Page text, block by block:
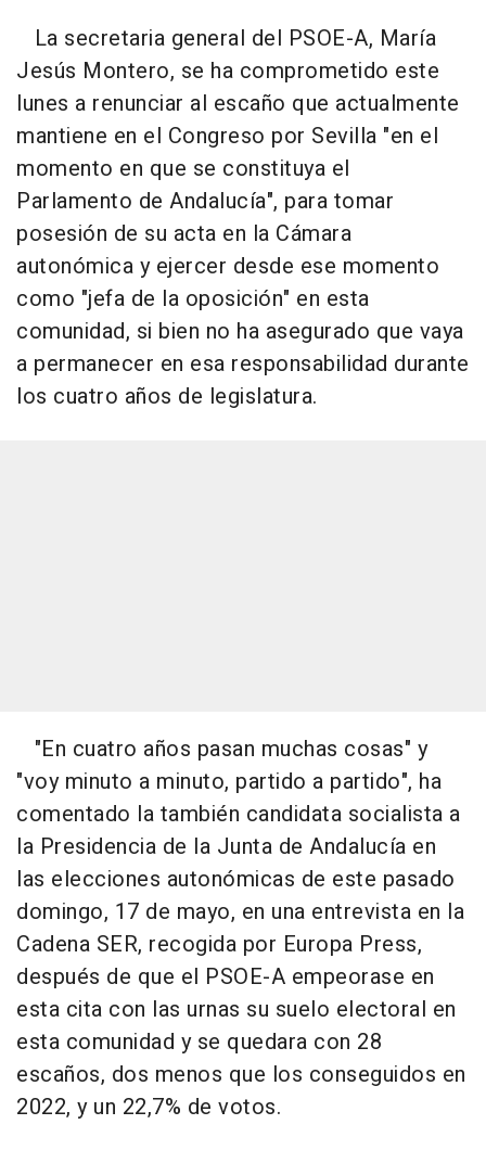
La secretaria general del PSOE-A, María
Jesús Montero, se ha comprometido este
lunes a renunciar al escaño que actualmente
mantiene en el Congreso por Sevilla "en el
momento en que se constituya el
Parlamento de Andalucía", para tomar
posesión de su acta en la Cámara
autonómica y ejercer desde ese momento
como "jefa de la oposición" en esta
comunidad, si bien no ha asegurado que vaya
a permanecer en esa responsabilidad durante
los cuatro años de legislatura.
"En cuatro años pasan muchas cosas" y
"voy minuto a minuto, partido a partido", ha
comentado la también candidata socialista a
la Presidencia de la Junta de Andalucía en
las elecciones autonómicas de este pasado
domingo, 17 de mayo, en una entrevista en la
Cadena SER, recogida por Europa Press,
después de que el PSOE-A empeorase en
esta cita con las urnas su suelo electoral en
esta comunidad y se quedara con 28
escaños, dos menos que los conseguidos en
2022, y un 22,7% de votos.